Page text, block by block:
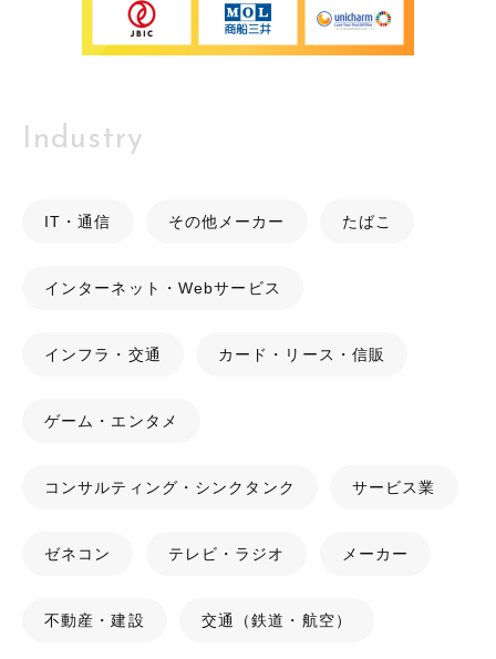
Industry
IT・通信 その他メーカー たばこ
インターネット・Webサービス
インフラ・交通 カード・リース・信販
ゲーム・エンタメ
コンサルティング・シンクタンク サービス業
ゼネコン テレビ・ラジオ メーカー
不動産・建設 交通（鉄道・航空）